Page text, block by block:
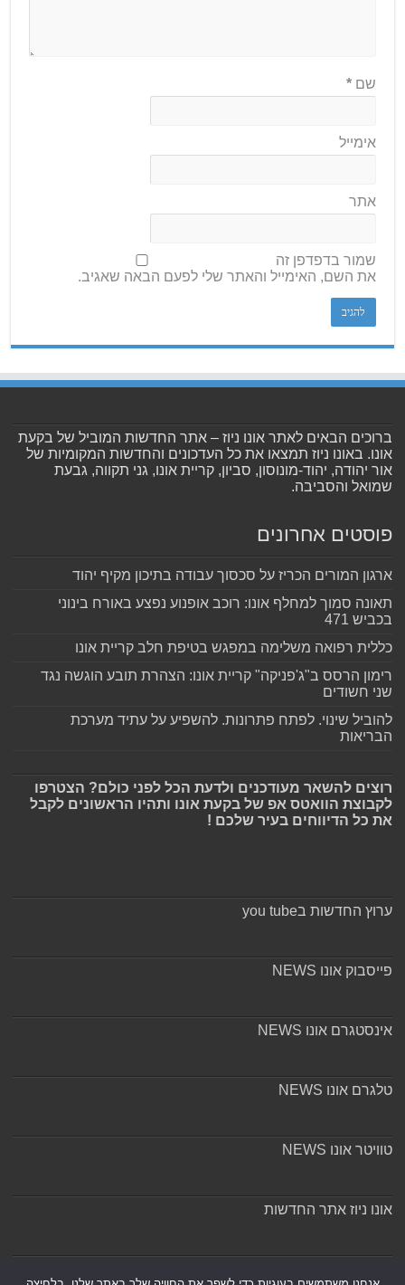
שם*
אימייל
אתר
שמור בדפדפן זה
את השם, האימייל והאתר שלי לפעם הבאה שאגיב.
ברוכים הבאים לאתר אונו ניוז – אתר החדשות המוביל של בקעת
אונו. באונו ניוז תמצאו את כל העדכונים והחדשות המקומיות של
אור יהודה, יהוד-מונוסון, סביון, קריית אונו, גני תקווה, גבעת
שמואל והסביבה.
פוסטים אחרונים
ארגון המורים הכריז על סכסוך עבודה בתיכון מקיף יהוד
תאונה סמוך למחלף אונו: רוכב אופנוע נפצע באורח בינוני
בכביש 471
כללית רפואה משלימה במפגש בטיפת חלב קריית אונו
רימון הרסס ב"ג'פניקה" קריית אונו: הצהרת תובע הוגשה נגד
שני חשודים
להוביל שינוי. לפתח פתרונות. להשפיע על עתיד מערכת
הבריאות
רוצים להשאר מעודכנים ולדעת הכל לפני כולם? הצטרפו
לקבוצת הוואטס אפ של בקעת אונו ותהיו הראשונים לקבל
את כל הדיווחים בעיר שלכם !
ערוץ החדשות בyou tube
פייסבוק אונו NEWS
אינסטגרם אונו NEWS
טלגרם אונו NEWS
טוויטר אונו NEWS
אונו ניוז אתר החדשות